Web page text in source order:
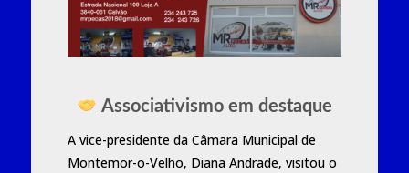
Associativismo em destaque
A vice-presidente da Câmara Municipal de
Montemor-o-Velho, Diana Andrade, visitou o